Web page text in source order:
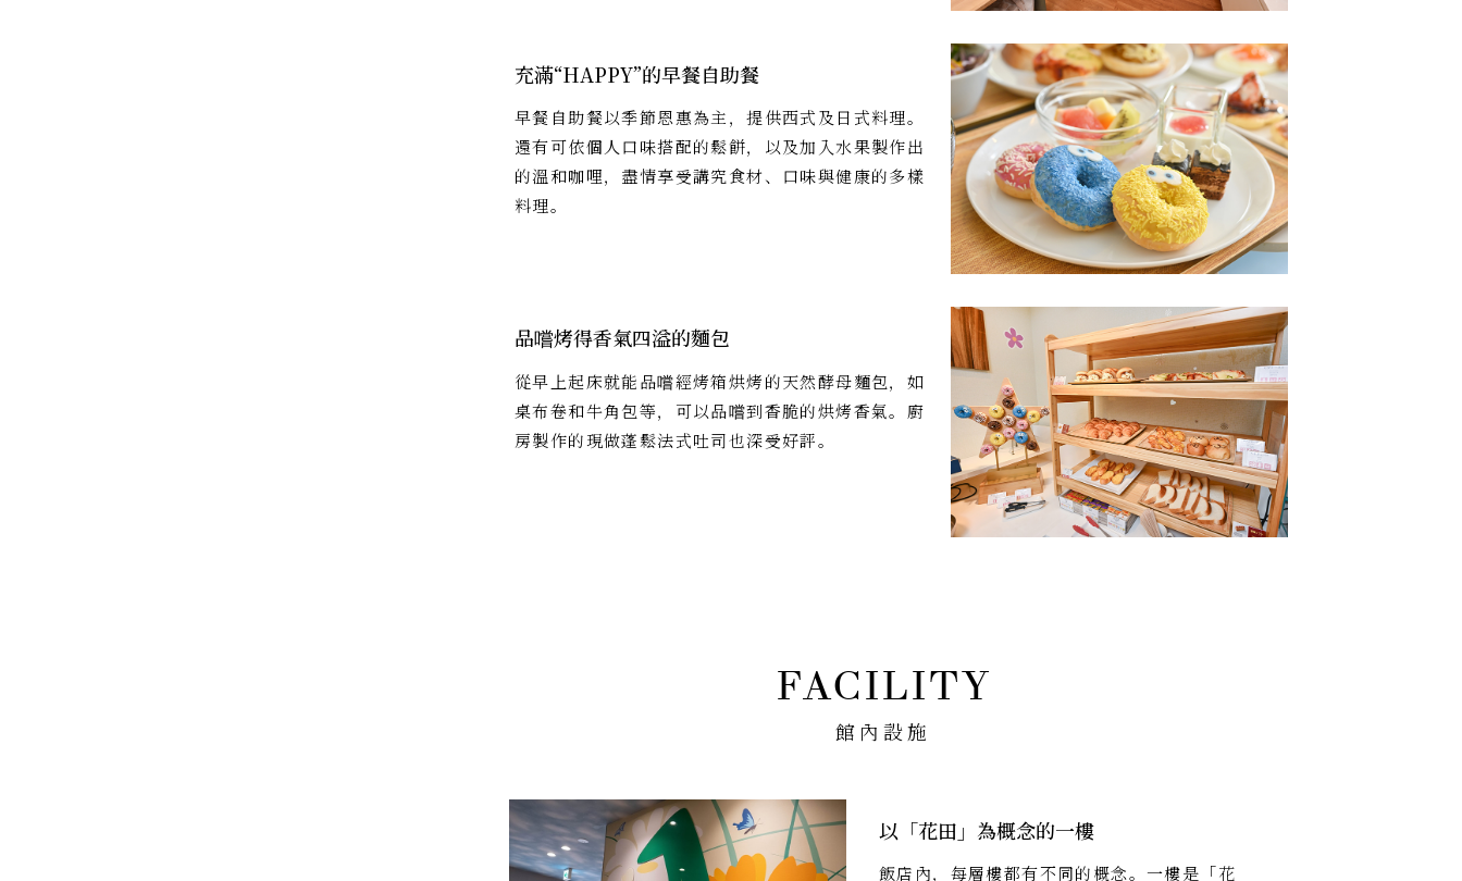
充滿“HAPPY”的早餐自助餐
早餐自助餐以季節恩惠為主，提供西式及日式料理。
還有可依個人口味搭配的鬆餅，以及加入水果製作出
的溫和咖哩，盡情享受講究食材、口味與健康的多樣
料理。
品嚐烤得香氣四溢的麵包
從早上起床就能品嚐經烤箱烘烤的天然酵母麵包，如
桌布卷和牛角包等，可以品嚐到香脆的烘烤香氣。廚
房製作的現做蓬鬆法式吐司也深受好評。
館內設施
以「花田」為概念的一樓
飯店內，每層樓都有不同的概念。一樓是「花